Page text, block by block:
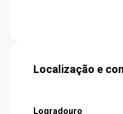
Localização e
Logradouro